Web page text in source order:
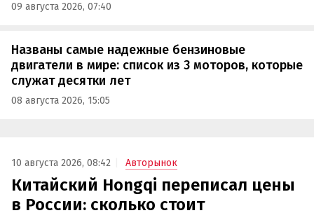
09 августа 2026, 07:40
Названы самые надежные бензиновые
двигатели в мире: список из 3 моторов, которые
служат десятки лет
08 августа 2026, 15:05
10 августа 2026, 08:42 Авторынок
Китайский Hongqi переписал цены
в России: сколько стоит